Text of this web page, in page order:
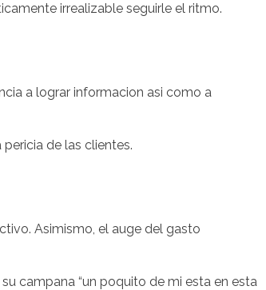
irrealizable seguirle el ritmo.
a lograr informacion asi­ como a
de las clientes.
Asimismo, el auge del gasto
campana “un poquito de mi esta en esta